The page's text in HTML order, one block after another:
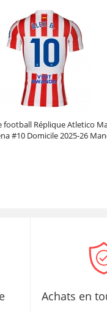
football Réplique Atletico
#10 Domicile 2025-26
Achats en